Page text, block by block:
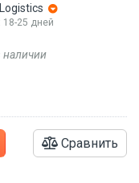
18-25 дней
наличии
Сравнить